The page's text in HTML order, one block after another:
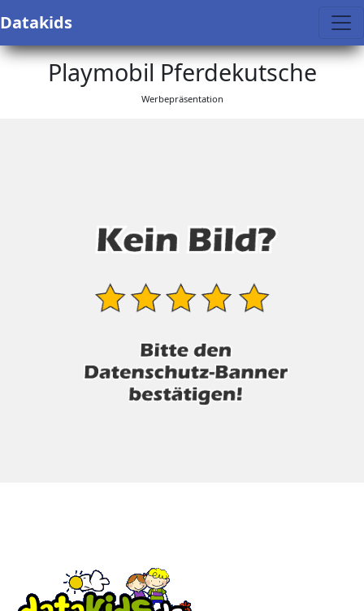
Datakids
Playmobil Pferdekutsche
Werbepräsentation